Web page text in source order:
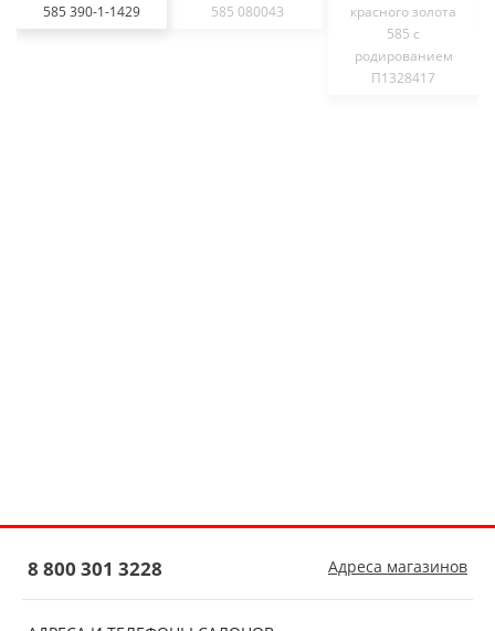
585 390-1-1429
585 080043
красного золота
585 с
родированием
П1328417
8 800 301 3228 Адреса магазинов